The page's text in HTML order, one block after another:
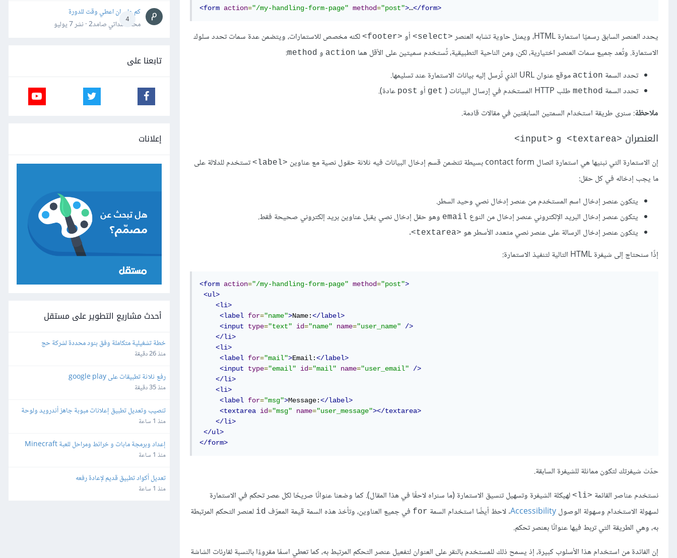
<form action="/my-handling-form-page" method="post">…</form>
يحدد العنصر السابق رسميًا استمارة HTML، ويمثل حاوية تشابه العنصر <select> أو <footer>
لكنه مخصص للاستمارات، ويتضمن عدة سمات تحدد سلوك
الاستمارة. وتُعد جميع سمات العنصر اختيارية، لكن، ومن الناحية التطبيقية، تُستخدم سميتين على اﻷقل هما action و method
:
تحدد السمة action موقع عنوان URL الذي تُرسل إليه بيانات الاستمارة عند تسليمها.
تحدد السمة method طلب HTTP المستخدم في إرسال البيانات ( get أو post عادة).
ملاحظة: سنرى طريقة استخدام السمتين السابقتين في مقالات قادمة.
العنصران <textarea
> و <input>
إن الاستمارة التي نبنيها هي استمارة اتصال contact form بسيطة تتضمن قسم إدخال البيانات فيه ثلاثة حقول نصية مع عناوين <label>
تستخدم للدلالة على
ما يجب إدخاله في كل حقل:
يتكون عنصر إدخال اسم المستخدم من عنصر إدخال نصي وحيد السطر.
يتكون عنصر إدخال البريد اﻹلكتروني عنصر إدخال من النوع email وهو حقل إدخال نصي يقبل عناوين بريد إلكتروني صحيحة فقط.
يتكون عنصر إدخال الرسالة على عنصر نصي متعدد اﻷسطر هو <textarea>
.
إذًا سنحتاج إلى شيفرة HTML التالية لتنفيذ الاستمارة:
<form action="/my-handling-form-page" method="post">
<ul>
<li>
<label for="name">Name:</label>
<input
type="text" id="name" name="user_name"
/>
</li>
<li>
<label for="mail">Email:</label>
<input
type="email" id="mail" name="user_email"
/>
</li>
<li>
<label for="msg">Message:</label>
<textarea id="msg" name="user_message"></textarea>
</li>
</ul>
</form>
حدّث شيفرتك لتكون مماثلة للشيفرة السابقة.
نستخدم عناصر القائمة <li>
لهيكلة الشيفرة وتسهيل تنسيق الاستمارة (ما سنراه لاحقًا في هذا المقال). كما وضعنا عنوانًا صريحًا لكل عصر تحكم في الاستمارة
لسهولة الاستخدام وسهولة الوصولAccessibility. لاحظ أيضًا استخدام السمة for في جميع العناوين، وتأخذ هذه السمة قيمة المعرّف id لعنصر التحكم المرتبطة
به، وهي الطريقة التي تربط فيها عنوانًا بعنصر تحكم.
إن الفائدة من استخدام هذا اﻷسلوب كبيرة، إذ يسمح ذلك للمستخدم بالنقر على العنوان لتفعيل عنصر التحكم المرتبط به، كما تعطي اسمًا مقروءًا بالنسبة لقارئات الشاشة
4
كم علي ان اعطي وقت للدورة
محمد سداتي صامد2 · نشر
7 يوليو
تابعنا على
إعلانات
أحدث مشاريع التطوير على مستقل
خطة تشغيلية متكاملة وفق بنود محددة لشركة حج
منذ 26 دقيقة
رفع ثلاثة تطبيقات على google play
منذ 35 دقيقة
تحكم منصة سوقنا
منذ 1 ساعة
إعداد وبرمجة مابات و خرائط ومراحل للعبة Minecraft
منذ 1 ساعة
تعديل أكواد تطبيق قديم لإعادة رفعه
منذ 1 ساعة